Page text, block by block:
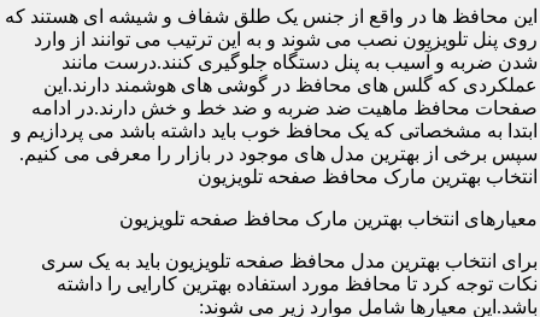
این محافظ ها در واقع از جنس یک طلق شفاف و شیشه ای هستند که
روی پنل تلویزیون نصب می شوند و به این ترتیب می توانند از وارد
شدن ضربه و آسیب به پنل دستگاه جلوگیری کنند.درست مانند
عملکردی که گلس های محافظ در گوشی های هوشمند دارند.این
صفحات محافظ ماهیت ضد ضربه و ضد خط و خش دارند.در ادامه
ابتدا به مشخصاتی که یک محافظ خوب باید داشته باشد می پردازیم و
سپس برخی از بهترین مدل های موجود در بازار را معرفی می کنیم.
انتخاب بهترین مارک محافظ صفحه تلویزیون
معیارهای انتخاب بهترین مارک محافظ صفحه تلویزیون
برای انتخاب بهترین مدل محافظ صفحه تلویزیون باید به یک سری
نکات توجه کرد تا محافظ مورد استفاده بهترین کارایی را داشته
باشد.این معیارها شامل موارد زیر می شوند: